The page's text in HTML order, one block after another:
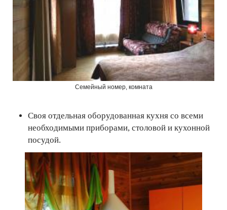
Семейный номер, комната
Своя отдельная оборудованная кухня со всеми
необходимыми приборами, столовой и кухонной
посудой.